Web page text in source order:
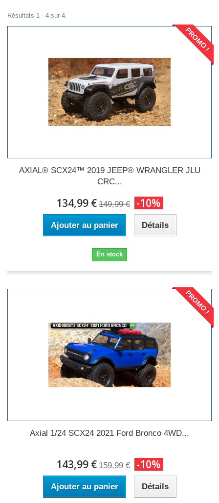
Résultats 1 - 4 sur 4.
PROMO !
AXIAL® SCX24™ 2019 JEEP® WRANGLER JLU
CRC...
134,99 € 149,99 € -10%
Ajouter au panier Détails
En stock
PROMO !
Axial 1/24 SCX24 2021 Ford Bronco 4WD...
143,99 € 159,99 € -10%
Ajouter au panier Détails